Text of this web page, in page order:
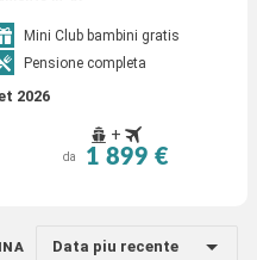
Mini Club bambini gratis
Pensione completa
2026
+
da 1 899 €
Data piu recente